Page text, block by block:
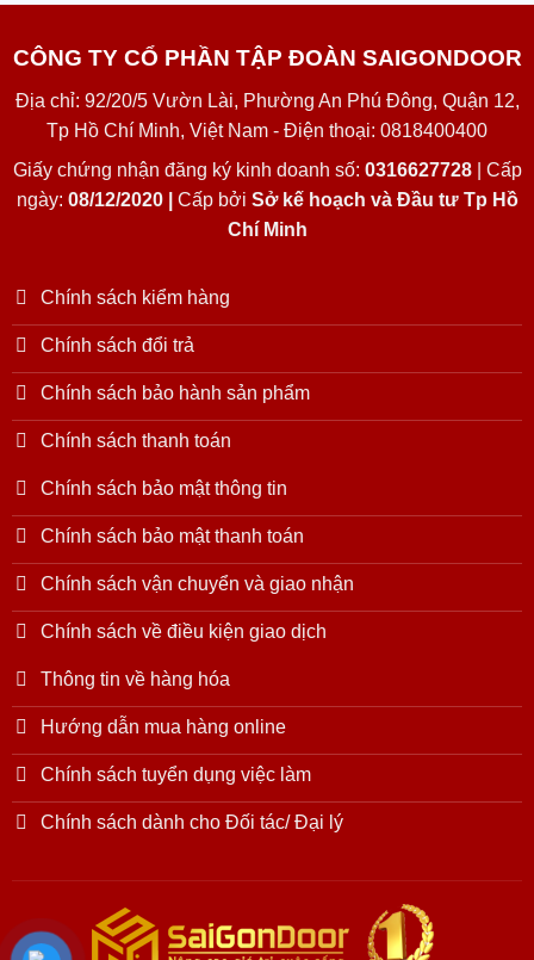
CÔNG TY CỔ PHẦN TẬP ĐOÀN SAIGONDOOR
Địa chỉ: 92/20/5 Vườn Lài, Phường An Phú Đông, Quận 12,
Tp Hồ Chí Minh, Việt Nam - Điện thoại: 0818400400
Giấy chứng nhận đăng ký kinh doanh số: 0316627728| Cấp
ngày: 08/12/2020 | Cấp bởi Sở kế hoạch và Đầu tư Tp Hồ
Chí Minh
Chính sách kiểm hàng
Chính sách đổi trả
Chính sách bảo hành sản phẩm
Chính sách thanh toán
Chính sách bảo mật thông tin
Chính sách bảo mật thanh toán
Chính sách vận chuyển và giao nhận
Chính sách về điều kiện giao dịch
Thông tin về hàng hóa
Hướng dẫn mua hàng online
Chính sách tuyển dụng việc làm
Chính sách dành cho Đối tác/ Đại lý